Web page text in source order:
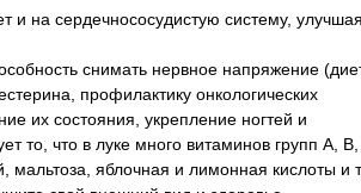
и на сердечнососудистую систему,
снимать нервное напряжение
профилактику онкологических
их состояния, укрепление ногтей и
то, что в луке много витаминов групп А, В,
яблочная и лимонная кислоты и